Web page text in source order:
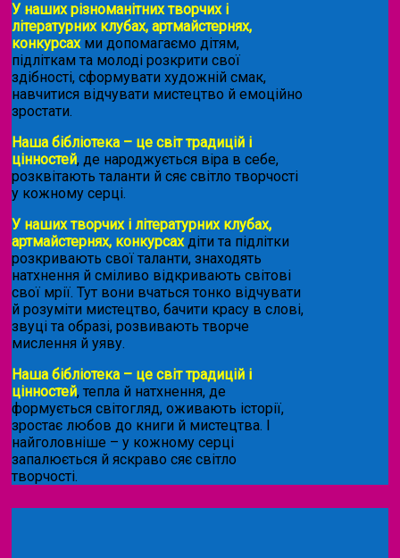
У наших різноманітних творчих і
літературних клубах, артмайстернях,
конкурсахми допомагаємо дітям,
підліткам та молоді розкрити свої
здібності, сформувати художній смак,
навчитися відчувати мистецтво й емоційно
зростати.
Наша бібліотека – це світ традицій і
цінностей, де народжується віра в себе,
розквітають таланти й сяє світло творчості
у кожному серці.
У наших творчих і літературних клубах,
артмайстернях, конкурсахдіти та підлітки
розкривають свої таланти, знаходять
натхнення й сміливо відкривають світові
свої мрії. Тут вони вчаться тонко відчувати
й розуміти мистецтво, бачити красу в слові,
звуці та образі, розвивають творче
мислення й уяву.
Наша бібліотека – це світ традицій і
цінностей, тепла й натхнення, де
формується світогляд, оживають історії,
зростає любов до книги й мистецтва. І
найголовніше – у кожному серці
запалюється й яскраво сяє світло
творчості.